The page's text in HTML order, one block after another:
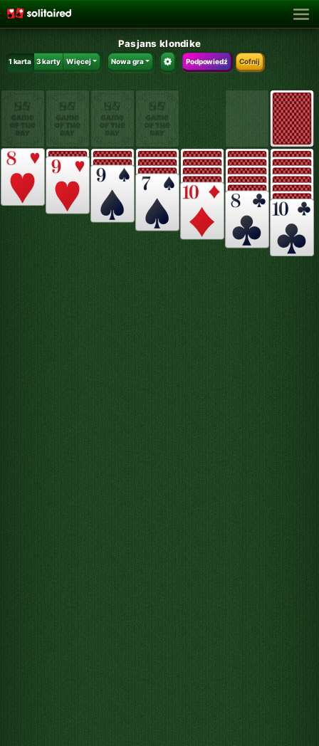
Pasjans klondike
1 karta 3 karty Więcej Nowa gra Podpowiedź Cofnij